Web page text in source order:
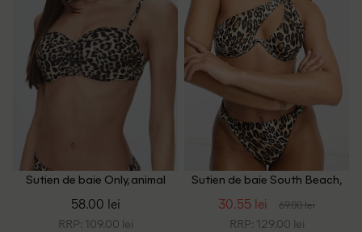
Sutien de baie Only, animal
58.00 lei
RRP: 109.00 lei
Sutien de baie South Beach,
30.55 lei 69.00 lei
RRP: 129.00 lei